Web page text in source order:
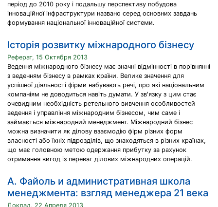
період до 2010 року і подальшу перспективу побудова
інноваційної інфраструктури названо серед основних завдань
формування національної інноваційної системи.
Історія розвитку міжнародного бізнесу
Реферат, 15 Октября 2013
Ведення міжнародного бізнесу має значні відмінності в порівнянні
з веденням бізнесу в рамках країни. Велике значення для
успішної діяльності фірми набувають речі, про які національним
компаніям не доводиться навіть думати. У зв'язку з цим стає
очевидним необхідність ретельного вивчення особливостей
ведення і управління міжнародним бізнесом, чим саме і
займається міжнародний менеджмент. Міжнародний бізнес
можна визначити як ділову взаємодію фірм різних форм
власності або їхніх підрозділів, що знаходяться в різних країнах,
що має головною метою одержання прибутку за рахунок
отримання вигод із переваг ділових міжнародних операцій.
А. Файоль и административная школа
менеджмента: взгляд менеджера 21 века
Доклад, 22 Апреля 2013